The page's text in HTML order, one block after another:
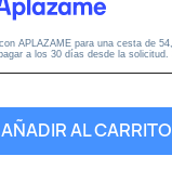
AÑADIR AL CARRITO